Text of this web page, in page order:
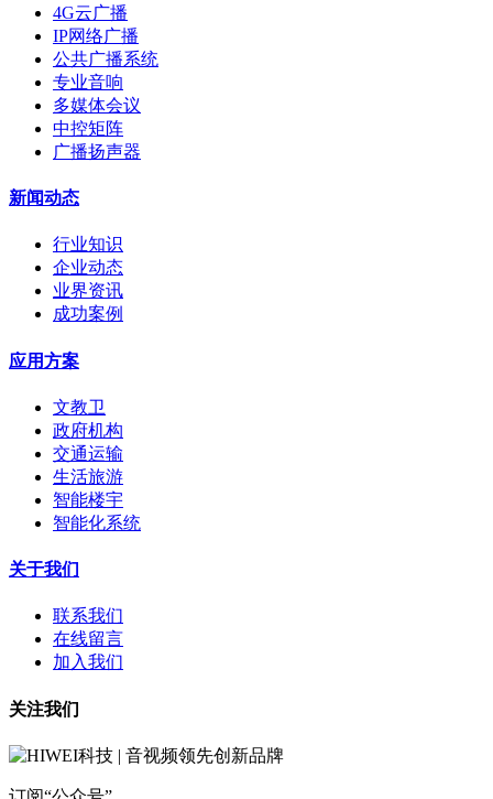
4G云广播
IP网络广播
公共广播系统
专业音响
多媒体会议
中控矩阵
广播扬声器
新闻动态
行业知识
企业动态
业界资讯
成功案例
应用方案
文教卫
政府机构
交通运输
生活旅游
智能楼宇
智能化系统
关于我们
联系我们
在线留言
加入我们
关注我们